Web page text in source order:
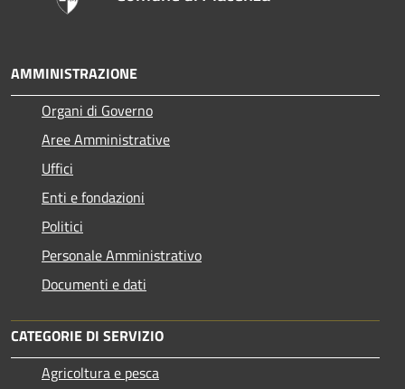
AMMINISTRAZIONE
Organi di Governo
Aree Amministrative
Uffici
Enti e fondazioni
Politici
Personale Amministrativo
Documenti e dati
CATEGORIE DI SERVIZIO
Agricoltura e pesca